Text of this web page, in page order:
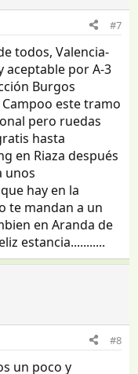
#7
todos, Valencia-
aceptable por A-3
Burgos
este tramo
pero ruedas
hasta
en Riaza después
unos
hay en la
te mandan a un
en Aranda de
estancia...........
#8
un poco y